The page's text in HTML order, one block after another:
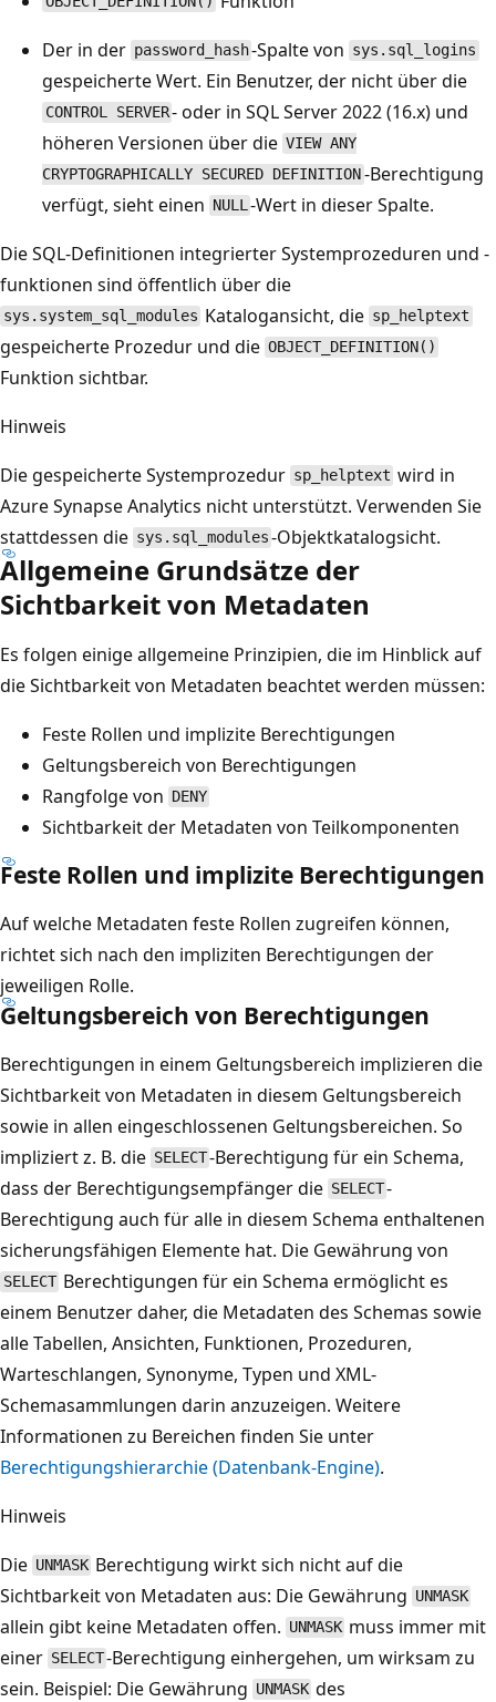
Der in der password_hash-Spalte von sys.sql_logins
gespeicherte Wert. Ein Benutzer, der nicht über die
CONTROL SERVER- oder in SQL Server 2022 (16.x) und
höheren Versionen über die VIEW ANY
CRYPTOGRAPHICALLY SECURED DEFINITION-Berechtigung
verfügt, sieht einen NULL-Wert in dieser Spalte.
Die SQL-Definitionen integrierter Systemprozeduren und -
funktionen sind öffentlich über die
sys.system_sql_modules Katalogansicht, die sp_helptext
gespeicherte Prozedur und die OBJECT_DEFINITION()
Funktion sichtbar.
Hinweis
Die gespeicherte Systemprozedur sp_helptext wird in
Azure Synapse Analytics nicht unterstützt. Verwenden Sie
stattdessen die sys.sql_modules -Objektkatalogsicht.
Allgemeine Grundsätze der
Sichtbarkeit von Metadaten
Es folgen einige allgemeine Prinzipien, die im Hinblick auf
die Sichtbarkeit von Metadaten beachtet werden müssen:
Feste Rollen und implizite Berechtigungen
Geltungsbereich von Berechtigungen
Rangfolge von DENY
Sichtbarkeit der Metadaten von Teilkomponenten
Feste Rollen und implizite Berechtigungen
Auf welche Metadaten feste Rollen zugreifen können,
richtet sich nach den impliziten Berechtigungen der
jeweiligen Rolle.
Geltungsbereich von Berechtigungen
Berechtigungen in einem Geltungsbereich implizieren die
Sichtbarkeit von Metadaten in diesem Geltungsbereich
sowie in allen eingeschlossenen Geltungsbereichen. So
impliziert z. B. die SELECT-Berechtigung für ein Schema,
dass der Berechtigungsempfänger die SELECT-
Berechtigung auch für alle in diesem Schema enthaltenen
sicherungsfähigen Elemente hat. Die Gewährung von
SELECT Berechtigungen für ein Schema ermöglicht es
einem Benutzer daher, die Metadaten des Schemas sowie
alle Tabellen, Ansichten, Funktionen, Prozeduren,
Warteschlangen, Synonyme, Typen und XML-
Schemasammlungen darin anzuzeigen. Weitere
Informationen zu Bereichen finden Sie unter
Berechtigungshierarchie (Datenbank-Engine).
Hinweis
Die UNMASK Berechtigung wirkt sich nicht auf die
Sichtbarkeit von Metadaten aus: Die Gewährung UNMASK
allein gibt keine Metadaten offen. UNMASK muss immer mit
einer SELECT-Berechtigung einhergehen, um wirksam zu
sein. Beispiel: Die Gewährung UNMASK des